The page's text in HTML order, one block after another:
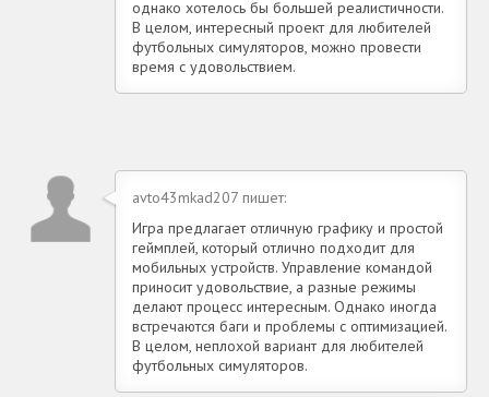
однако хотелось бы большей реалистичности.
В целом, интересный проект для любителей
футбольных симуляторов, можно провести
время с удовольствием.
avto43mkad207 пишет:
Игра предлагает отличную графику и простой
геймплей, который отлично подходит для
мобильных устройств. Управление командой
приносит удовольствие, а разные режимы
делают процесс интересным. Однако иногда
встречаются баги и проблемы с оптимизацией.
В целом, неплохой вариант для любителей
футбольных симуляторов.